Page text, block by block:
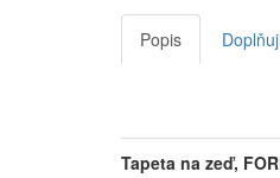
Popis
Tapeta na zeď,